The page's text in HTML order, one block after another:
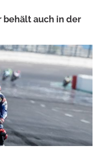
behält auch in der